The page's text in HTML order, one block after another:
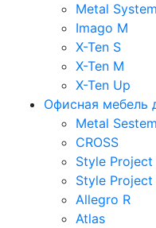
Metal System
Imago M
X-Ten S
X-Ten M
X-Ten Up
Офисная мебель
Metal
CROSS
Style
Style
Allegro R
Atlas